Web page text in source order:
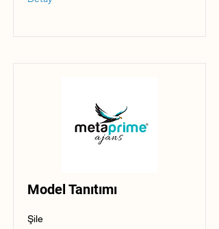
Model Tanıtımı
Şile